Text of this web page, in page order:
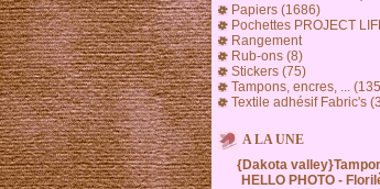
Papiers (1686)
Pochettes PROJECT
Rangement
Rub-ons (8)
Stickers (75)
Tampons, encres, ...
Textile adhésif Fabric's
A LA UNE
{Dakota
HELLO PHOTO -